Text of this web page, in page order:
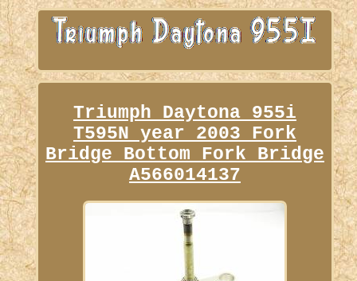
Triumph Daytona 955i
T595N year 2003 Fork
Bridge Bottom Fork Bridge
A566014137